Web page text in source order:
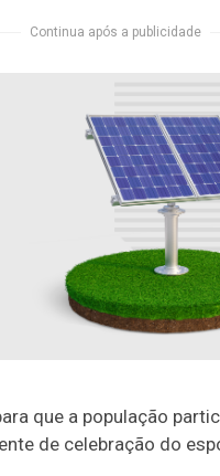
Continua após a publicidade
que a população
de celebração do